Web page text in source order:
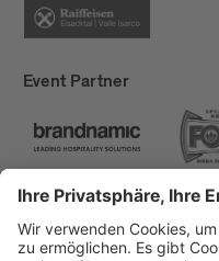
Event Partner